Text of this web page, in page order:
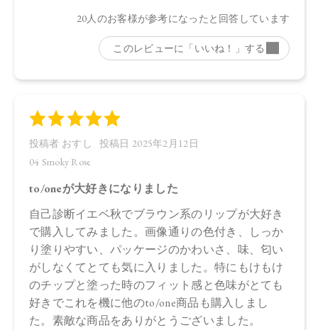
●パッケージはリニューアル等の理由により、写真と異なる場
●パッケージのリニューアル等の理由により、成分・処方が記